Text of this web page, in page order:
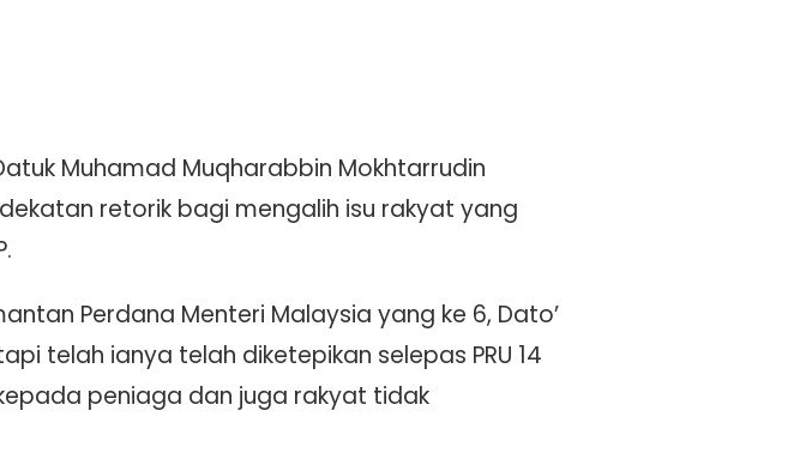
Muhamad Muqharabbin Mokhtarrudin
retorik bagi mengalih isu rakyat yang
Perdana Menteri Malaysia yang ke 6, Dato’
telah ianya telah diketepikan selepas PRU 14
peniaga dan juga rakyat tidak